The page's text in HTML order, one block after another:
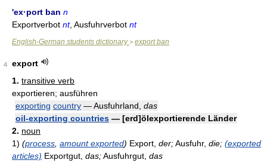
'ex·port ban n
Exportverbot nt, Ausfuhrverbot nt
English-German students dictionary> export ban
4
export
1. transitive verb
exportieren; ausführen
exporting country — Ausfuhrland, das
oil-exporting countries — [erd]ölexportierende Länder
2. noun
1) (process amount exported) Export, der;Ausfuhr, die; (exported
articles) Exportgut, das;Ausfuhrgut, das